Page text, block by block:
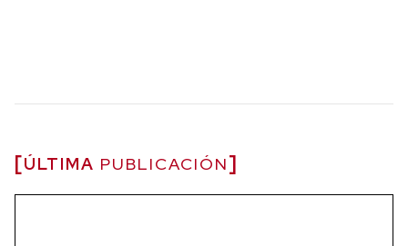
ÚLTIMA PUBLICACIÓN